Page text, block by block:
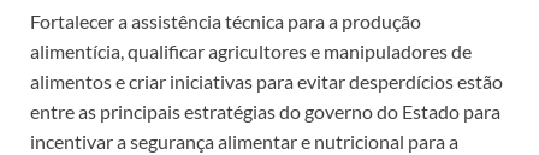
Fortalecer a assistência técnica para a produção
alimentícia, qualificar agricultores e manipuladores de
alimentos e criar iniciativas para evitar desperdícios estão
entre as principais estratégias do governo do Estado para
incentivar a segurança alimentar e nutricional para a